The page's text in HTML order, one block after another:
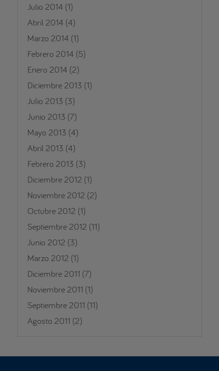
Julio 2014 (1)
Abril 2014 (4)
Marzo 2014 (1)
Febrero 2014 (5)
Enero 2014 (2)
Diciembre 2013 (1)
Julio 2013 (3)
Junio 2013 (7)
Mayo 2013 (4)
Abril 2013 (4)
Febrero 2013 (3)
Diciembre 2012 (1)
Noviembre 2012 (2)
Octubre 2012 (1)
Septiembre 2012 (11)
Junio 2012 (3)
Marzo 2012 (1)
Diciembre 2011 (7)
Noviembre 2011 (1)
Septiembre 2011 (11)
Agosto 2011 (2)